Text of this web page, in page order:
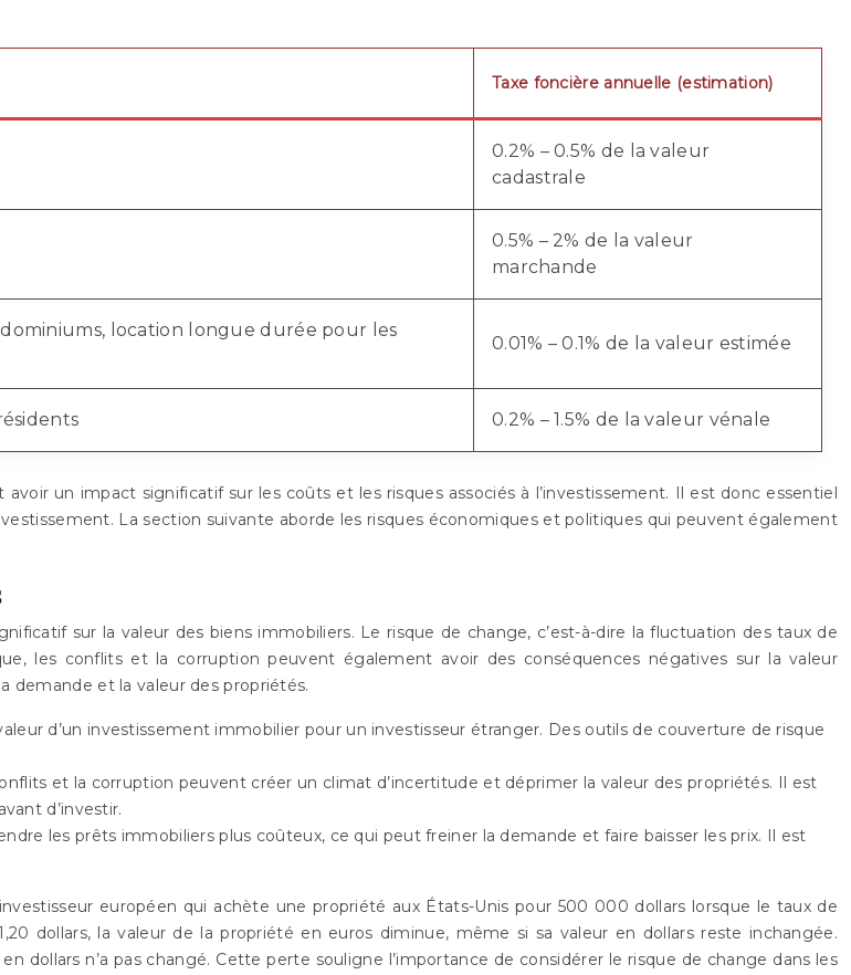
Taxe foncière annuelle (estimation)
0.2% – 0.5% de la valeur
cadastrale
0.5% – 2% de la valeur
marchande
location longue durée pour les
0.01% – 0.1% de la valeur estimée
0.2% – 1.5% de la valeur vénale
un impact significatif sur les coûts et les risques associés à l’investissement. Il est donc essentiel
La section suivante aborde les risques économiques et politiques qui peuvent également
sur la valeur des biens immobiliers. Le risque de change, c’est-à-dire la fluctuation des taux de
les conflits et la corruption peuvent également avoir des conséquences négatives sur la valeur
demande et la valeur des propriétés.
d’un investissement immobilier pour un investisseur étranger. Des outils de couverture de risque
et la corruption peuvent créer un climat d’incertitude et déprimer la valeur des propriétés. Il est
d’investir.
les prêts immobiliers plus coûteux, ce qui peut freiner la demande et faire baisser les prix. Il est
européen qui achète une propriété aux États-Unis pour 500 000 dollars lorsque le taux de
dollars, la valeur de la propriété en euros diminue, même si sa valeur en dollars reste inchangée.
dollars n’a pas changé. Cette perte souligne l’importance de considérer le risque de change dans les